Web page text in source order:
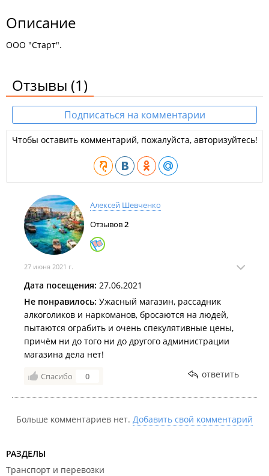
Описание
ООО "Старт".
Отзывы (1)
Подписаться на комментарии
Чтобы оставить комментарий, пожалуйста, авторизуйтесь!
Алексей Шевченко
Отзывов2
27 июня 2021 г.
Дата посещения: 27.06.2021
Не понравилось: Ужасный магазин, рассадник
алкоголиков и наркоманов, бросаются на людей,
пытаются ограбить и очень спекулятивные цены,
причём ни до того ни до другого администрации
магазина дела нет!
Спасибо 0 ответить
Больше комментариев нет. Добавить свой комментарий
РАЗДЕЛЫ
Транспорт и перевозки